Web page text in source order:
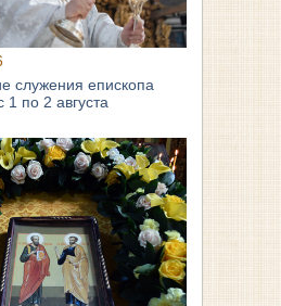
служения епископа
1 по 2 августа